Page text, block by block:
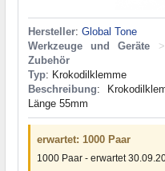
Hersteller: Global Tone
Werkzeuge und Geräte
>
Zubehör
Typ: Krokodilklemme
Beschreibung:
Länge 55mm
erwartet: 1000 Paar
1000 Paar - erwartet